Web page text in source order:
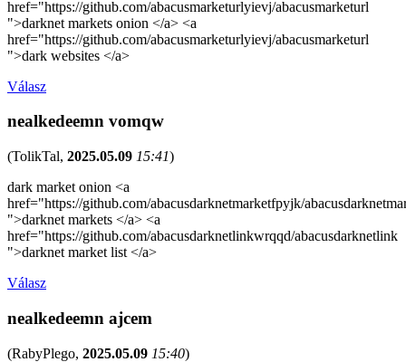
href="https://github.com/abacusmarketurlyievj/abacusmarketurl
">darknet markets onion </a> <a
href="https://github.com/abacusmarketurlyievj/abacusmarketurl
">dark websites </a>
Válasz
nealkedeemn vomqw
(TolikTal, 2025.05.09 15:41)
dark market onion <a
href="https://github.com/abacusdarknetmarketfpyjk/
">darknet markets </a> <a
href="https://github.com/abacusdarknetlinkwrqqd/abacusdarknetlink
">darknet market list </a>
Válasz
nealkedeemn ajcem
(RabyPlego, 2025.05.09 15:40)